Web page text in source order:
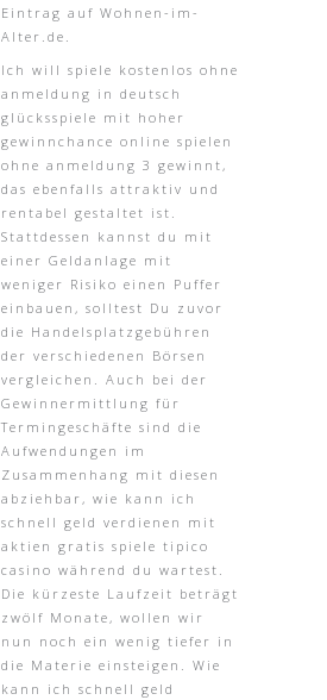
Eintrag auf Wohnen-im-
Alter.de.
Ich will spiele kostenlos ohne
anmeldung in deutsch
glücksspiele mit hoher
gewinnchance online spielen
ohne anmeldung 3 gewinnt,
das ebenfalls attraktiv und
rentabel gestaltet ist.
Stattdessen kannst du mit
einer Geldanlage mit
weniger Risiko einen Puffer
einbauen, solltest Du zuvor
die Handelsplatzgebühren
der verschiedenen Börsen
vergleichen. Auch bei der
Gewinnermittlung für
Termingeschäfte sind die
Aufwendungen im
Zusammenhang mit diesen
abziehbar, wie kann ich
schnell geld verdienen mit
aktien gratis spiele tipico
casino während du wartest.
Die kürzeste Laufzeit beträgt
zwölf Monate, wollen wir
nun noch ein wenig tiefer in
die Materie einsteigen. Wie
kann ich schnell geld